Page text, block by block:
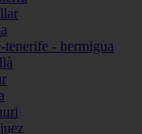
tenerife - hermigua